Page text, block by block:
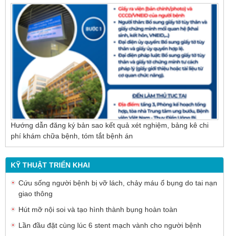
Nội soi mật tụy ngược dòng – Giải pháp tối ưu
cho người bệnh sỏi ống mật chủ
Hướng dẫn đăng ký bản sao kết quả xét nghiệm, bảng kê chi
phí khám chữa bệnh, tóm tắt bệnh án
KỸ THUẬT TRIỂN KHAI
Cứu sống người bệnh bị vỡ lách, chảy máu ổ bụng do tai nạn
giao thông
Hút mỡ nội soi và tạo hình thành bụng hoàn toàn
Lần đầu đặt cùng lúc 6 stent mạch vành cho người bệnh